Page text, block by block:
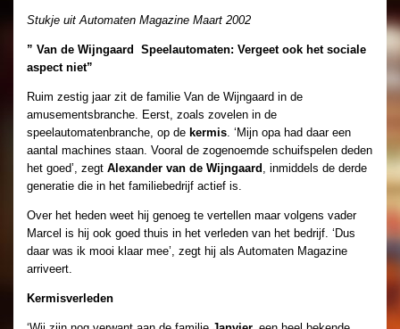
Stukje uit Automaten Magazine Maart 2002
” Van de Wijngaard Speelautomaten: Vergeet ook het sociale
aspect niet”
Ruim zestig jaar zit de familie Van de Wijngaard in de
amusementsbranche. Eerst, zoals zovelen in de
speelautomatenbranche, op de kermis. ‘Mijn opa had daar een
aantal machines staan. Vooral de zogenoemde schuifspelen deden
het goed’, zegt Alexander van de Wijngaard , inmiddels de derde
generatie die in het familiebedrijf actief is.
Over het heden weet hij genoeg te vertellen maar volgens vader
Marcel is hij ook goed thuis in het verleden van het bedrijf. ‘Dus
daar was ik mooi klaar mee’, zegt hij als Automaten Magazine
arriveert.
Kermisverleden